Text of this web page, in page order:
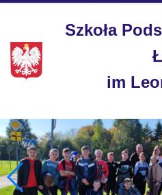
Szkoła
im